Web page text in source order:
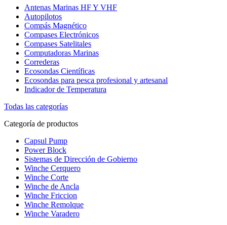
Antenas Marinas HF Y VHF
Autopilotos
Compás Magnético
Compases Electrónicos
Compases Satelitales
Computadoras Marinas
Correderas
Ecosondas Científicas
Ecosondas para pesca profesional y artesanal
Indicador de Temperatura
Todas las categorías
Categoría de productos
Capsul Pump
Power Block
Sistemas de Dirección de Gobierno
Winche Cerquero
Winche Corte
Winche de Ancla
Winche Friccion
Winche Remolque
Winche Varadero